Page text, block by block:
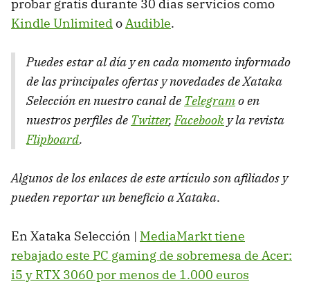
probar gratis durante 30 días servicios como
Kindle UnlimitedoAudible.
Puedes estar al día y en cada momento informado
de las principales ofertas y novedades de Xataka
Selección en nuestro canal de Telegramo en
nuestros perfiles de Twitter,Facebook y la revista
Flipboard.
Algunos de los enlaces de este artículo son afiliados y
pueden reportar un beneficio a Xataka.
En Xataka Selección | MediaMarkt tiene
rebajado este PC gaming de sobremesa de Acer:
i5 y RTX 3060 por menos de 1.000 euros